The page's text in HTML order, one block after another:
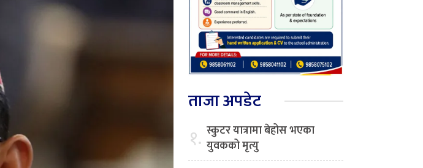
ताजा अपडेट
१. स्कुटर यात्रामा बेहोस भएका
युवकको मृत्यु